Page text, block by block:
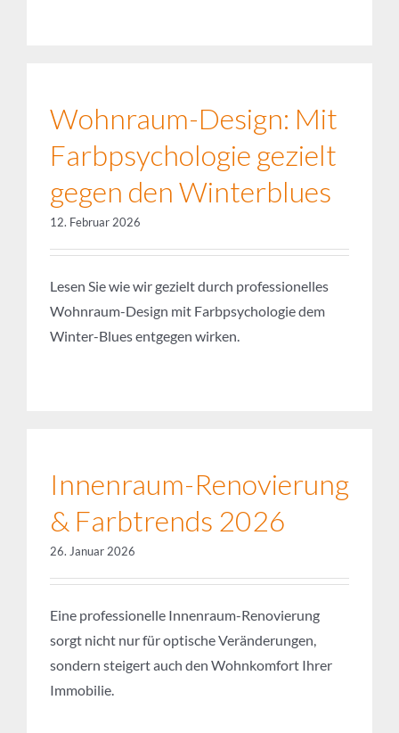
gegen den Winterblues
12. Februar 2026
Lesen Sie wie wir gezielt durch professionelles
Winter-Blues entgegen wirken.
26. Januar 2026
Eine professionelle Innenraum-Renovierung
sondern steigert auch den Wohnkomfort Ihrer
Immobilie.